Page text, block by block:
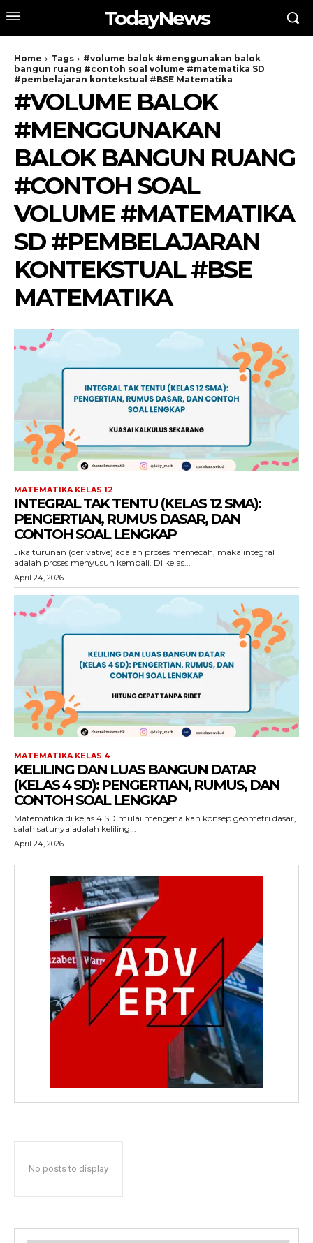
TodayNews
Home Tags
#volume balok #menggunakan balok
bangun ruang #contoh soal volume #matematika SD
#pembelajaran kontekstual #BSE Matematika
#VOLUME BALOK
#MENGGUNAKAN
BALOK BANGUN RUANG
#CONTOH SOAL
VOLUME #MATEMATIKA
SD #PEMBELAJARAN
KONTEKSTUAL #BSE
MATEMATIKA
MATEMATIKA KELAS 12
INTEGRAL TAK TENTU (KELAS 12 SMA):
PENGERTIAN, RUMUS DASAR, DAN
CONTOH SOAL LENGKAP
Jika turunan (derivative) adalah proses memecah, maka integral
adalah proses menyusun kembali. Di kelas...
April 24, 2026
MATEMATIKA KELAS 4
KELILING DAN LUAS BANGUN DATAR
(KELAS 4 SD): PENGERTIAN, RUMUS, DAN
CONTOH SOAL LENGKAP
Matematika di kelas 4 SD mulai mengenalkan konsep geometri dasar,
salah satunya adalah keliling...
April 24, 2026
No posts to display